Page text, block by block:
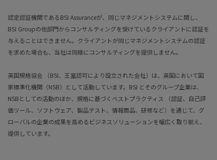
認定認証機関であるBSI Assuranceが、同じマネジメントシステムに関し、
BSI Groupの他部門からコンサルティングを受けているクライアントに認証を
与えることはできません。クライアントが同じマネジメントシステムの認証
を求めた場合も、当社は同様にコンサルティングを提供しません。
英国規格協会 （BSI、王室認可により設立された会社）は、英国において国
家標準化機関（NSB）として活動しています。BSI とそのグループ企業は、
NSBとしての活動のほか、規格に基づくベストプラクティス （認証、自己評
価ツール、ソフトウェア、製品テスト、情報商品、研修など）を通じて、グ
ローバルの企業の成果を高めるビジネスソリューションを幅広く取り揃え、
提供しています。